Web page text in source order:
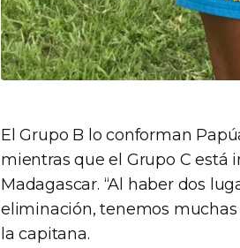
El Grupo B lo conforman
mientras que el Grupo C está
Madagascar. “Al haber dos
eliminación, tenemos muchas
la capitana.